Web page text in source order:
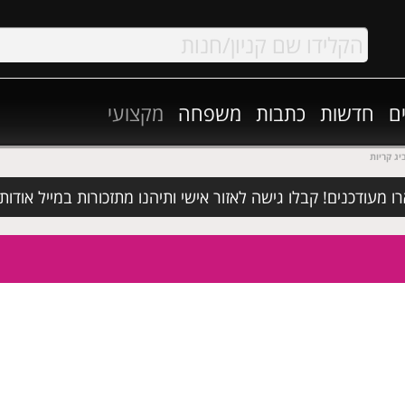
חדשות כתבות משפחה מקצועי
קבלו גישה לאזור אישי ותיהנו מתזכורות במייל